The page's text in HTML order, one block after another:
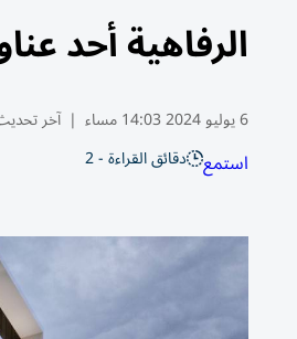
الرفاهية أحد
6 يوليو 2024 14:03 مساء | آخر
استمع دقائق القراءة - 2